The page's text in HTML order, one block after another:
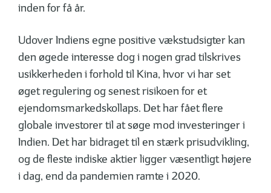
inden for få år.
Udover Indiens egne positive vækstudsigter kan
den øgede interesse dog i nogen grad tilskrives
usikkerheden i forhold til Kina, hvor vi har set
øget regulering og senest risikoen for et
ejendomsmarkedskollaps. Det har fået flere
globale investorer til at søge mod investeringer i
Indien. Det har bidraget til en stærk prisudvikling,
og de fleste indiske aktier ligger væsentligt højere
i dag, end da pandemien ramte i 2020.